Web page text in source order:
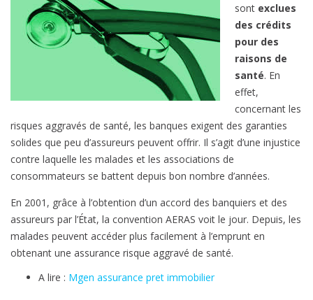
sont exclues
des crédits
pour des
raisons de
santé. En
effet,
concernant les
risques aggravés de santé, les banques exigent des garanties
solides que peu d’assureurs peuvent offrir. Il s’agit d’une injustice
contre laquelle les malades et les associations de
consommateurs se battent depuis bon nombre d’années.
En 2001, grâce à l’obtention d’un accord des banquiers et des
assureurs par l’État, la convention AERAS voit le jour. Depuis, les
malades peuvent accéder plus facilement à l’emprunt en
obtenant une assurance risque aggravé de santé.
A lire : Mgen assurance pret immobilier